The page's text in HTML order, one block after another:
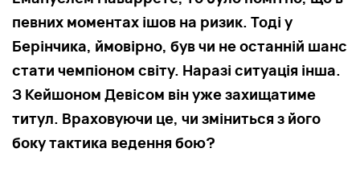
певних моментах ішов на ризик. Тоді у
Берінчика, ймовірно, був чи не останній шанс
стати чемпіоном світу. Наразі ситуація інша.
З Кейшоном Девісом він уже захищатиме
титул. Враховуючи це, чи зміниться з його
боку тактика ведення бою?